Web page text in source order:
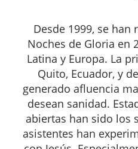
Desde 1999, se han
Noches de Gloria en
Latina y Europa. La
Quito, Ecuador, y
generado afluencia
desean sanidad.
abiertas han sido los
asistentes han